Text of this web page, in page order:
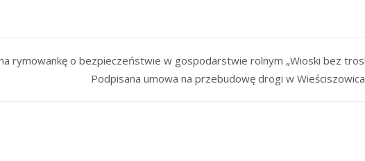
rymowankę o bezpieczeństwie w gospodarstwie rolnym „Wioski bez
Podpisana umowa na przebudowę drogi w